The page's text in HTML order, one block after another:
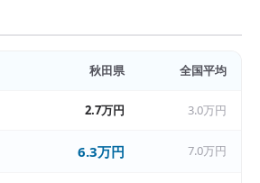
秋田県 全国平均
2.7万円 3.0万円
6.3万円 7.0万円